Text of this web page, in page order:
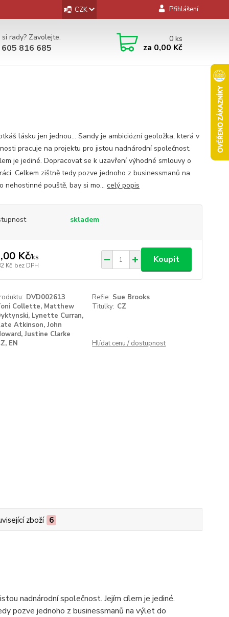
CZK Přihlášení
rady? Zavolejte.
816 685
0ks
za 0,00 Kč
lásku jen jednou… Sandy je ambiciózní geoložka, která v
pracuje na projektu pro jistou nadnárodní společnost.
je jediné. Dopracovat se k uzavření výhodné smlouvy o
Celkem zištně tedy pozve jednoho z businessmanů na
nehostinné pouště, bay si mo... celý popis
skladem
Kč/ks
Kč bez DPH
Koupit
DVD002613 Režie: Sue Brooks
Collette, Matthew
Lynette Curran,
Atkinson, John
Justine Clarke
Titulky: CZ
EN Hlídat cenu / dostupnost
zboží 6
nadnárodní společnost. Jejím cílem je jediné.
pozve jednoho z businessmanů na výlet do